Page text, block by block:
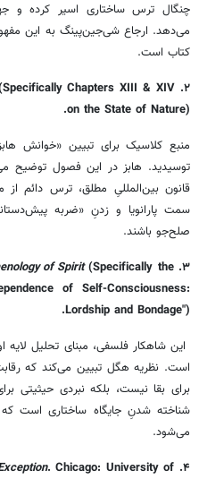
چنگال ترس ساختاری اسیر کرده و
می‌دهد. ارجاع شی‌جین‌پینگ به این
کتاب است.
۲. Hobbes, Thomas. (۱۶۵۱). Chapters XIII & XIV
on the State of Nature).
منبع کلاسیک برای تبیین «خوانش
توسیدید. هابز در این فصول توضیح
قانون بین‌المللیِ مطلق، ترس دائم از
سمت پارانویا و زدنِ «ضربه
صلح‌جو باشند.
۳. Hegel, G. W. F. (۱۸۰۷).
of Spirit(Specifically the
of Self-Consciousness:
Lordship and Bondage").
این شاهکار فلسفی، مبنای تحلیل لایه
است. نظریه هگل تبیین می‌کند که
برای بقا نیست، بلکه نبردی حیثیتی
شناخته شدنِ جایگاه ساختاری است
می‌شود.
۴. Agamben, Giorgio. (۲۰۰۵). . Chicago: University of